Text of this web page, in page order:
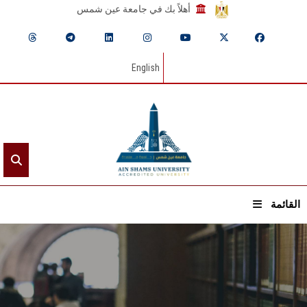
أهلاً بك في جامعة عين شمس
English
القائمة
الرئيسيـة
عن الجامعة